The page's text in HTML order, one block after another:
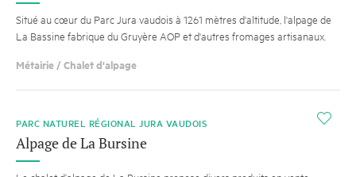
Situé au cœur du Parc Jura vaudois à 1261 mètres d'altitude, l'alpage de
La Bassine fabrique du Gruyère AOP et d'autres fromages artisanaux.
Métairie / Chalet d'alpage
i
PARC NATUREL RÉGIONAL JURA VAUDOIS
Alpage de La Bursine